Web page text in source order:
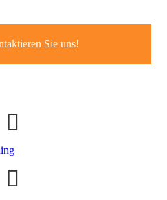
Sie uns!